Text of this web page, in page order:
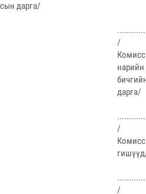
дарга/
/
нарийн
дарга/
/
/